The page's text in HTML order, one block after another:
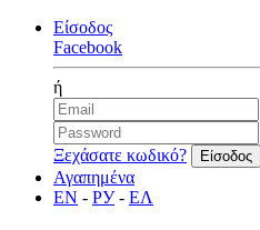
Είσοδος
Facebook
ή
Ξεχάσατε κωδικό?
Αγαπημένα
EN - РУ- ΕΛ